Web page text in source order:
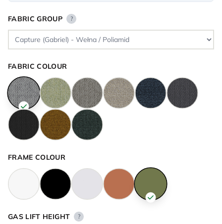
FABRIC GROUP ?
FABRIC COLOUR
FRAME COLOUR
GAS LIFT HEIGHT ?